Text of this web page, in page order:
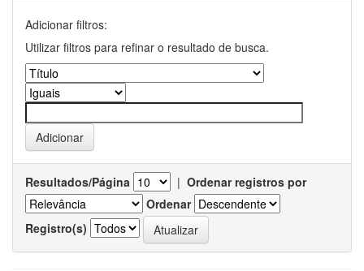
Adicionar filtros:
Utilizar filtros para refinar o resultado de busca.
Resultados/Página | Ordenar registros por
Ordenar
Registro(s)